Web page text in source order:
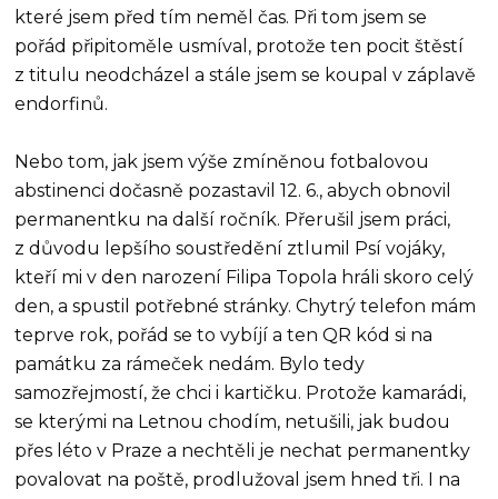
které jsem před tím neměl čas. Při tom jsem se
pořád připitoměle usmíval, protože ten pocit štěstí
z titulu neodcházel a stále jsem se koupal v záplavě
endorfinů.
Nebo tom, jak jsem výše zmíněnou fotbalovou
abstinenci dočasně pozastavil 12. 6., abych obnovil
permanentku na další ročník. Přerušil jsem práci,
z důvodu lepšího soustředění ztlumil Psí vojáky,
kteří mi v den narození Filipa Topola hráli skoro celý
den, a spustil potřebné stránky. Chytrý telefon mám
teprve rok, pořád se to vybíjí a ten QR kód si na
památku za rámeček nedám. Bylo tedy
samozřejmostí, že chci i kartičku. Protože kamarádi,
se kterými na Letnou chodím, netušili, jak budou
přes léto v Praze a nechtěli je nechat permanentky
povalovat na poště, prodlužoval jsem hned tři. I na